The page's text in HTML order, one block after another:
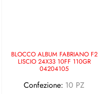
BLOCCO ALBUM FABRIANO F2
LISCIO 24X33 10FF 110GR
04204105
Confezione: 10 PZ